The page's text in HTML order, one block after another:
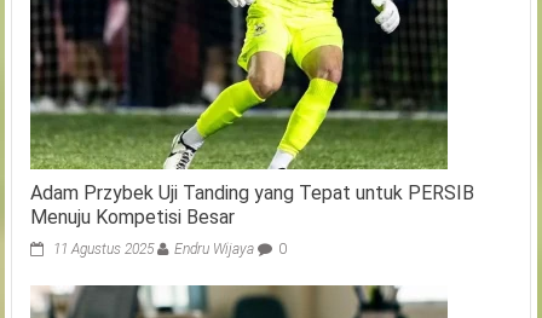
Adam Przybek Uji Tanding yang Tepat untuk PERSIB
Menuju Kompetisi Besar
11 Agustus 2025 Endru Wijaya 0